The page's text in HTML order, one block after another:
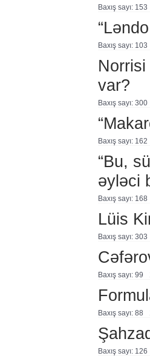
Baxış sayı: 153
Baxış sayı: 103
var?
Baxış sayı: 300
Baxış sayı: 162
“Bu,
əyləci
Baxış sayı: 168
Lüis
Baxış sayı: 303
Baxış sayı: 99
Baxış sayı: 88
Baxış sayı: 126